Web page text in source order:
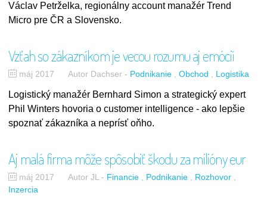
Václav Petrželka, regionálny account manažér Trend
Micro pre ČR a Slovensko.
Vzťah so zákazníkom je vecou rozumu aj emócií
máj 2017 Autor Dachser- Podnikanie Obchod Logistika
Logistický manažér Bernhard Simon a strategický expert
Phil Winters hovoria o customer intelligence - ako lepšie
spoznať zákazníka a neprísť oňho.
Aj malá firma môže spôsobiť škodu za milióny eur
máj 2017 Autor JL- Financie Podnikanie
Rozhovor
Inzercia